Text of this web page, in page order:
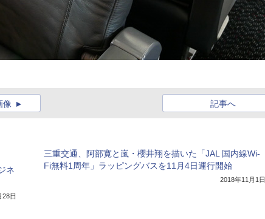
像 記事へ
ネ
28日
三重交通、阿部寛と嵐・櫻井翔を描いた「JAL 国内線Wi-
Fi無料1周年」ラッピングバスを11月4日運行開始
2018年11月1日